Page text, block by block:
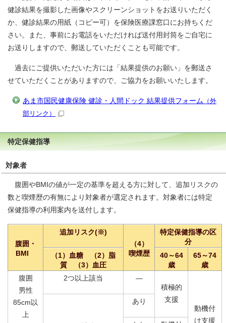
健診結果を撮影した画像やスクリーンショットをお送りいただく
か、健診結果の用紙（コピー可）を保険医療課窓口にお持ちくだ
さい。また、事前にお電話をいただければ送付用封筒をご自宅に
お送りしますので、郵送していただくことも可能です。
過去にご提供いただいた方には「結果提供のお願い」を郵送さ
せていただくことがありますので、ご協力をお願いいたします。
あま市国民健康保険 健診・人間ドック 結果提供フォーム （外
部リンク）
特定保健指導
対象者
腹囲やBMIの値が一定の基準を超える方に対して、追加リスクの
数と喫煙歴の有無により対象者が選定されます。対象者には特定
保健指導の利用案内を送付します。
腹囲・
BMI
追加リスク(※)
（4）
喫煙歴
特定保健指導の区
分
（1）血糖 （2）脂
質 （3）血圧
40～64
歳
65～74
歳
腹囲
男性
85cm以
上
2つ以上該当
―
積極的
支援
動機付
け支援
あり